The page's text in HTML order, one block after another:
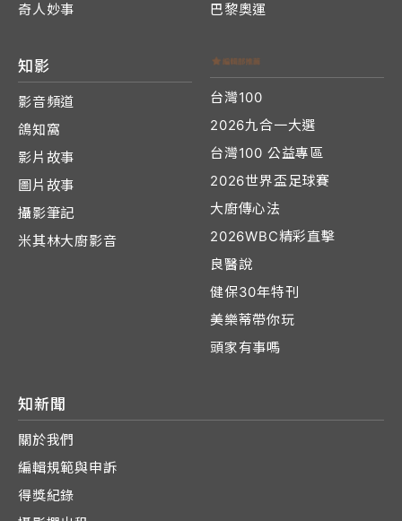
奇人妙事
巴黎奧運
知影
影音頻道
鴿知窩
影片故事
圖片故事
攝影筆記
米其林大廚影音
台灣100
2026九合一大選
台灣100 公益專區
2026世界盃足球賽
大廚傳心法
2026WBC精彩直擊
良醫說
健保30年特刊
美樂蒂帶你玩
頭家有事嗎
知新聞
關於我們
編輯規範與申訴
得獎紀錄